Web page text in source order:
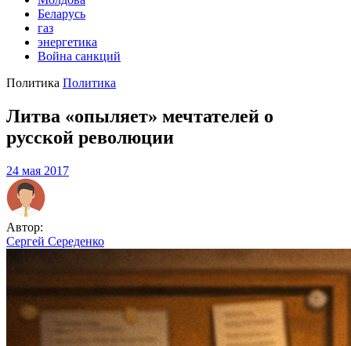
Беларусь
газ
энергетика
Война санкций
Политика Политика
Литва «опыляет» мечтателей о
русской революции
24 мая 2017
Автор:
Сергей Середенко